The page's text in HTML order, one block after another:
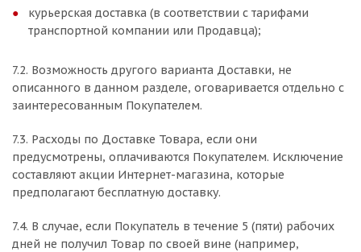
курьерская доставка (в соответствии с тарифами
транспортной компании или Продавца);
7.2. Возможность другого варианта Доставки, не
описанного в данном разделе, оговаривается отдельно с
заинтересованным Покупателем.
7.3. Расходы по Доставке Товара, если они
предусмотрены, оплачиваются Покупателем. Исключение
составляют акции Интернет-магазина, которые
предполагают бесплатную доставку.
7.4. В случае, если Покупатель в течение 5 (пяти) рабочих
дней не получил Товар по своей вине (например,